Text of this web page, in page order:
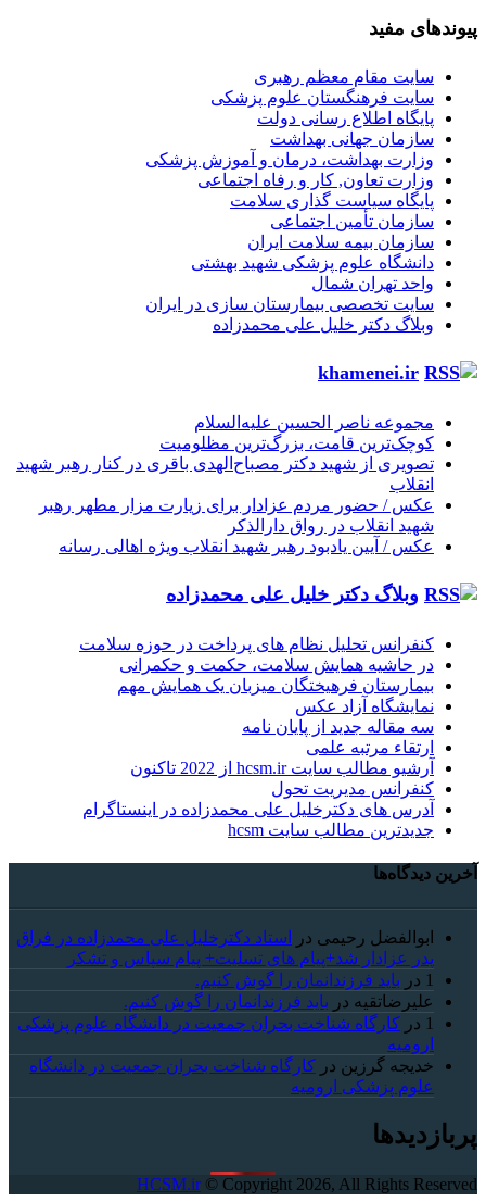
پیوندهای مفید
سایت مقام معظم رهبری
سایت فرهنگستان علوم پزشکی
پایگاه اطلاع رسانی دولت
سازمان جهانی بهداشت
وزارت بهداشت، درمان و آموزش پزشکی
وزارت تعاون, کار و رفاه اجتماعی
پایگاه سیاست گذاری سلامت
سازمان تأمین اجتماعی
سازمان بیمه سلامت ایران
دانشگاه علوم پزشکی شهید بهشتی
واحد تهران شمال
سایت تخصصی بیمارستان سازی در ایران
وبلاگ دکتر خلیل علی محمدزاده
khamenei.ir
مجموعه ناصر الحسین علیه‌السلام
کوچک‌ترین قامت، بزرگ‌ترین مظلومیت
تصویری از شهید دکتر مصباح‌الهدی باقری در کنار رهبر شهید
انقلاب
عکس / حضور مردم عزادار برای زیارت مزار مطهر رهبر
شهید انقلاب در رواق دارالذکر
عکس / آیین یادبود رهبر شهید انقلاب ویژه اهالی رسانه
وبلاگ دکتر خلیل علی محمدزاده
کنفرانس تحلیل نظام های پرداخت در حوزه سلامت
در حاشیه همایش سلامت، حکمت و حکمرانی
بیمارستان فرهیختگان میزبان یک همایش مهم
نمایشگاه آزاد عکس
سه مقاله جدید از پایان نامه
ارتقاء مرتبه علمی
آرشیو مطالب سایت hcsm.ir از 2022 تاکنون
کنفرانس مدیریت تحول
آدرس های دکترخلیل علی محمدزاده در اینستاگرام
جدیدترین مطالب سایت hcsm
آخرین دیدگاه‌ها
ابوالفضل رحیمی در
استاد دکترخلیل علی محمدزاده در فراق
پدر عزادار شد+پیام های تسلیت+ پیام سپاس و تشکر
1 در باید فرزندانمان را گوش کنیم.
علیرضاتقیه در باید فرزندانمان را گوش کنیم.
1 در کارگاه شناخت بحران جمعیت در دانشگاه علوم پزشکی
ارومیه
خديجه گرزین در کارگاه شناخت بحران جمعیت در دانشگاه
علوم پزشکی ارومیه
پربازدیدها
HCSM.ir© Copyright 2026, All Rights Reserved